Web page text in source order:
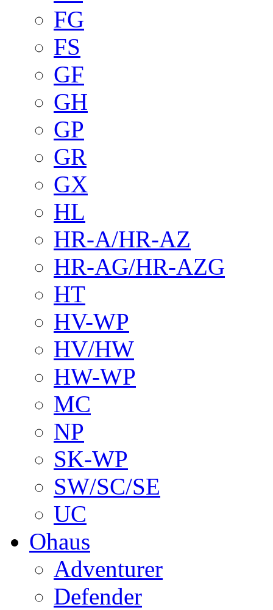
FG
FS
GF
GH
GP
GR
GX
HL
HR-A/HR-AZ
HR-AG/HR-AZG
HT
HV-WP
HV/HW
HW-WP
MC
NP
SK-WP
SW/SC/SE
UC
Ohaus
Adventurer
Defender